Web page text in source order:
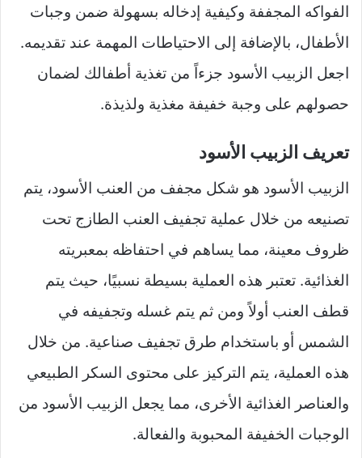
الفواكه المجففة وكيفية إدخاله بسهولة ضمن وجبات
الأطفال، بالإضافة إلى الاحتياطات المهمة عند تقديمه.
اجعل الزبيب الأسود جزءاً من تغذية أطفالك لضمان
حصولهم على وجبة خفيفة مغذية ولذيذة.
تعريف الزبيب الأسود
الزبيب الأسود هو شكل مجفف من العنب الأسود، يتم
تصنيعه من خلال عملية تجفيف العنب الطازج تحت
ظروف معينة، مما يساهم في احتفاظه بمعبريته
الغذائية. تعتبر هذه العملية بسيطة نسبيًا، حيث يتم
قطف العنب أولاً ومن ثم يتم غسله وتجفيفه في
الشمس أو باستخدام طرق تجفيف صناعية. من خلال
هذه العملية، يتم التركيز على محتوى السكر الطبيعي
والعناصر الغذائية الأخرى، مما يجعل الزبيب الأسود من
الوجبات الخفيفة المحبوبة والفعالة.